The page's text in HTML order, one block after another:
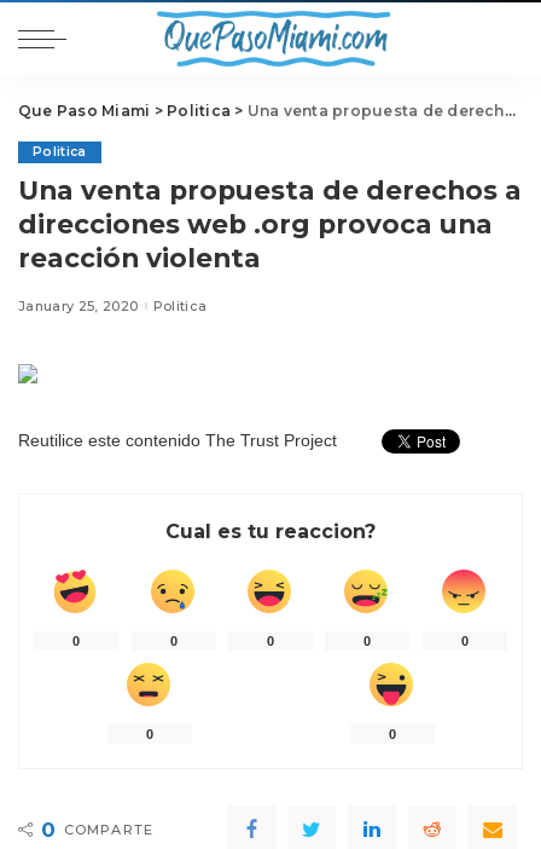
Que Paso Miami > Politica > Una venta propuesta de derechos a direcciones web .org provoca una reacción violenta
Politica
Una venta propuesta de derechos a
direcciones web .org provoca una
reacción violenta
January 25, 2020 Politica
Reutilice este contenido The Trust Project
Cual es tu reaccion?
0 0 0 0 0
0 0
0 COMPARTE